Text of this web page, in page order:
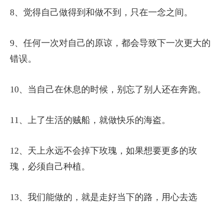
8、觉得自己做得到和做不到，只在一念之间。
9、任何一次对自己的原谅，都会导致下一次更大的
错误。
10、当自己在休息的时候，别忘了别人还在奔跑。
11、上了生活的贼船，就做快乐的海盗。
12、天上永远不会掉下玫瑰，如果想要更多的玫
瑰，必须自己种植。
13、我们能做的，就是走好当下的路，用心去选